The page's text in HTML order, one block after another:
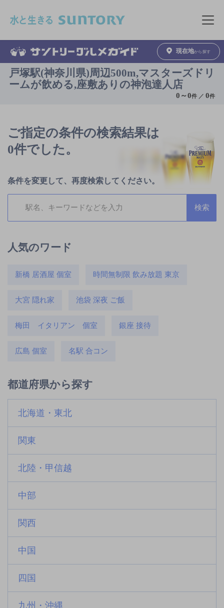
メニュ
現在地から探す
戸塚駅(神奈川県)周辺500m,マスターズドリ
ームが飲める,座敷ありの神泡達人店
0 ～0件 ／0件
ご指定の条件の検索結果は
0件でした。
条件を変更して、再度検索してください。
人気のワード
新橋 居酒屋 個室 時間無制限 飲み放題 東京
大宮 隠れ家 池袋 深夜 ご飯
梅田 イタリアン 個室 銀座 接待
広島 個室 名駅 合コン
都道府県から探す
北海道・東北
関東
北陸・甲信越
中部
関西
中国
四国
九州・沖縄